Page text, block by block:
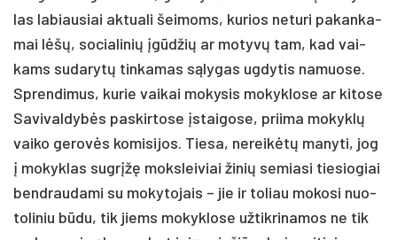
las la­biau­siai ak­tua­li šei­moms, ku­rios ne­tu­ri pa­kan­ka­
mai lėšų, so­cia­li­nių įgūdžių ar mo­tyvų tam, kad vai­
kams su­da­rytų tin­ka­mas sąly­gas ug­dy­tis na­muo­se.
Spren­di­mus, ku­rie vai­kai mo­ky­sis mo­kyk­lo­se ar ki­to­se
Sa­vi­val­dybės pa­skir­to­se įstai­go­se, prii­ma mo­kyklų
vai­ko ge­rovės ko­mi­si­jos. Tie­sa, ne­reikėtų ma­ny­ti, jog
į mo­kyk­las su­grįžę moks­lei­viai ži­nių se­mia­si tie­sio­giai
bend­rau­da­mi su mo­ky­to­jais – jie ir to­liau mo­ko­si nuo­
to­li­niu būdu, tik jiems mo­kyk­lo­se už­tik­ri­na­mos ne tik